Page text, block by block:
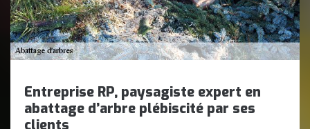
Entreprise RP, paysagiste expert en
abattage d’arbre plébiscité par ses
clients